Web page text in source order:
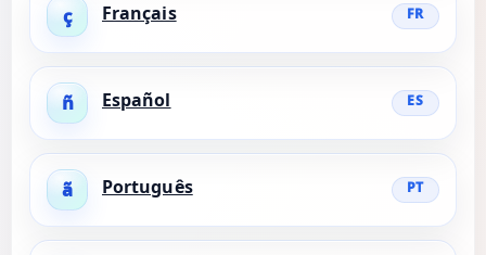
ç Français FR
ñ Español ES
ã Português PT